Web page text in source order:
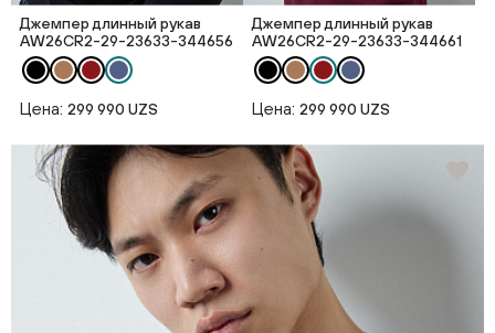
Джемпер длинный рукав
AW26CR2-29-23633-344656
Цена: 299 990 UZS
Джемпер длинный рукав
AW26CR2-29-23633-344661
Цена: 299 990 UZS